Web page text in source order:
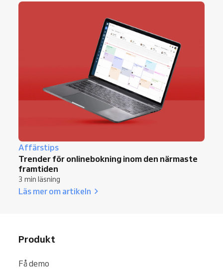
Affärstips
Trender för onlinebokning inom den närmaste
framtiden
3 min läsning
Läs mer om artikeln
Produkt
Få demo